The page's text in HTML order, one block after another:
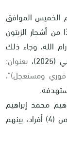
الخميس الموافق
من أشجار الزيتون
الله، وجاء ذلك
بعنوان:
محمد إبراهيم
التميمي، الذي يعمل أيضاً مدرساً ويعيل أسرة من (4) أفراد، بينهم